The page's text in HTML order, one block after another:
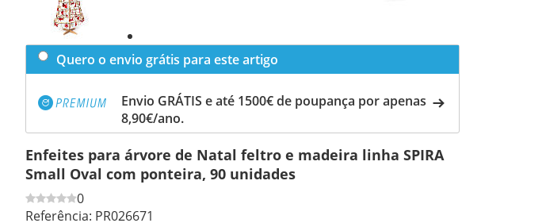
Quero o envio grátis para este artigo
Envio GRÁTIS e até 1500€ de poupança por apenas
8,90€/ano.
Enfeites para árvore de Natal feltro e madeira linha SPIRA
Small Oval com ponteira, 90 unidades
0
Referência: PR026671